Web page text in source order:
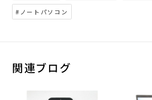
#ノートパソコン
関連ブログ